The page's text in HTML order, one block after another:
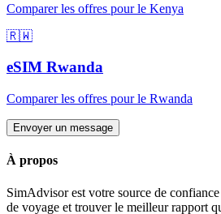
Comparer les offres pourle Kenya
🇷🇼
eSIM Rwanda
Comparer les offres pourle Rwanda
Envoyer un message
À propos
SimAdvisor est votre source de
de voyage et trouver le meilleur rapport